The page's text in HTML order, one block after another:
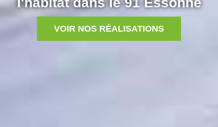
VOIR NOS RÉALISATIONS